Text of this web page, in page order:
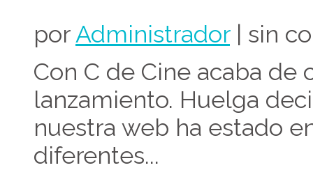
porAdministrador| sin
Con C de Cine acaba
lanzamiento. Huelga
nuestra web ha estado
diferentes...